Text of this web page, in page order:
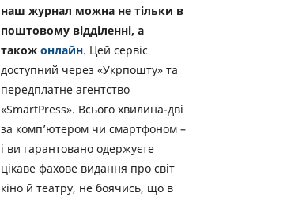
наш журнал можна не тільки в
поштовому відділенні, а
також онлайн. Цей сервіс
доступний через «Укрпошту» та
передплатне агентство
«SmartPress». Всього хвилина-дві
за комп’ютером чи смартфоном –
і ви гарантовано одержуєте
цікаве фахове видання про світ
кіно й театру, не боячись, що в